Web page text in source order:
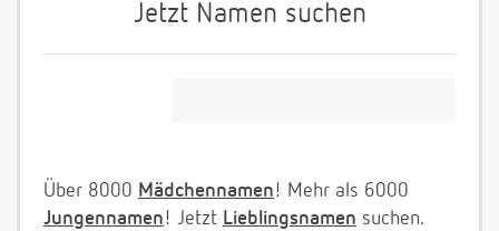
Jetzt Namen suchen
Über 8000 Mädchennamen! Mehr als 6000
Jungennamen! Jetzt Lieblingsnamen suchen.